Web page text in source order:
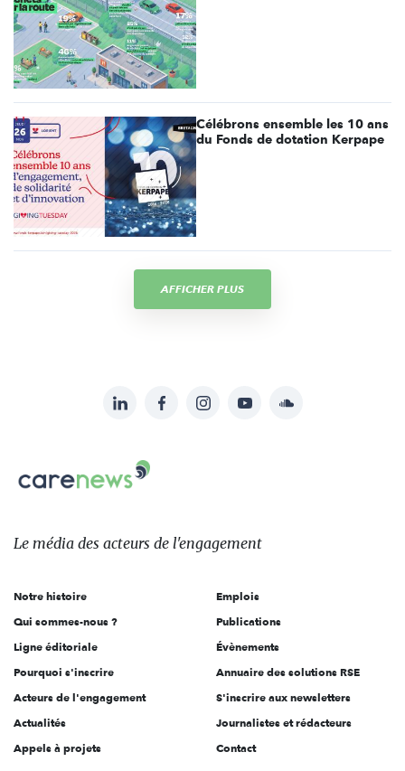
Célébrons ensemble les 10 ans
du Fonds de dotation Kerpape
AFFICHER PLUS
sur:
LinkedInFacebookInstagramYouTubeSoundcloud
Carenews,
Le
des
l'engagement
Le média des acteurs de l'engagement
Notre histoire
Qui sommes-nous ?
Ligne éditoriale
Pourquoi s'inscrire
Acteurs de l'engagement
Actualités
Appels à projets
Emplois
Publications
Évènements
Annuaire des solutions RSE
S'inscrire aux newsletters
Journalistes et rédacteurs
Contact